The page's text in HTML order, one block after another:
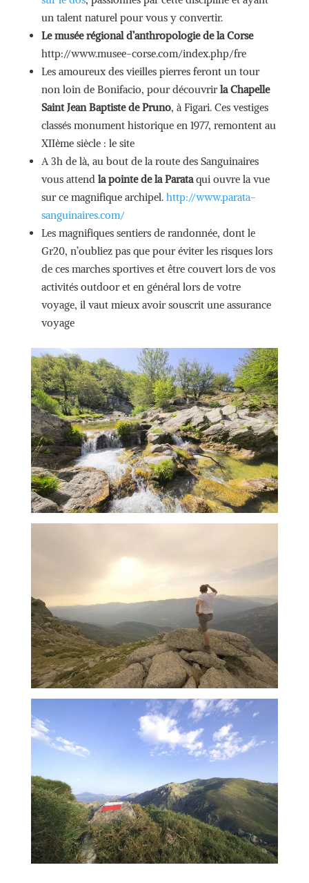
un talent naturel pour vous y convertir.
Le musée régional d’anthropologie de la Corse
http://www.musee-corse.com/index.php/fre
Les amoureux des vieilles pierres feront un tour
non loin de Bonifacio, pour découvrirla Chapelle
Saint Jean Baptiste de Pruno, à Figari. Ces vestiges
classés monument historique en 1977, remontent au
XIIème siècle : le site
A 3h de là, au bout de la route des Sanguinaires
vous attend la pointe de la Parataqui ouvre la vue
sur ce magnifique archipel. http://www.parata-
sanguinaires.com/
Les magnifiques sentiers de randonnée, dont le
Gr20, n’oubliez pas que pour éviter les risques lors
de ces marches sportives et être couvert lors de vos
activités outdoor et en général lors de votre
voyage, il vaut mieux avoir souscrit une assurance
voyage